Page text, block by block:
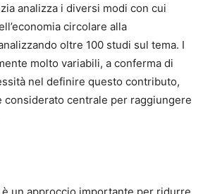
analizza i diversi modi con cui
circolare alla
oltre 100 studi sul tema. I
molto variabili, a conferma di
nel definire questo contributo,
considerato centrale per raggiungere
è un approccio importante per ridurre